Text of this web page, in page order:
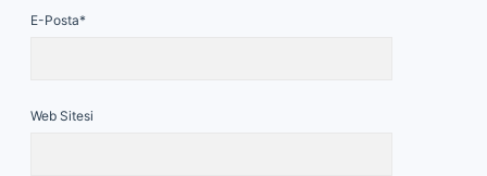
E-Posta*
Web Sitesi